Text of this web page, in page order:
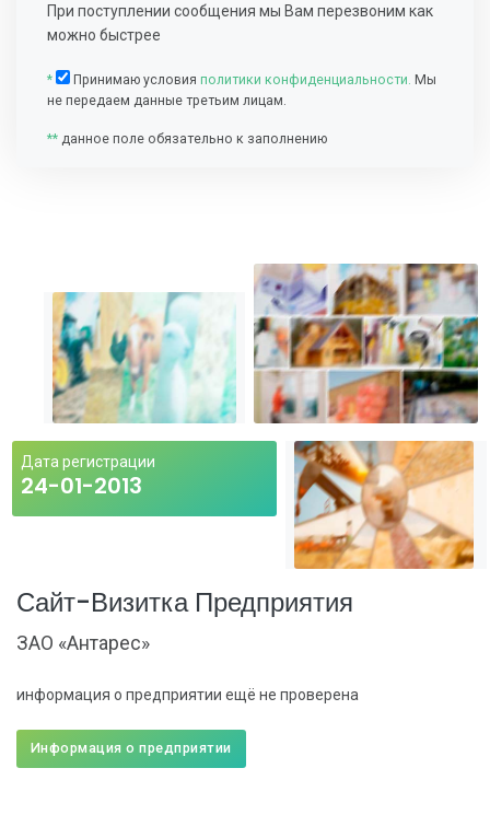
При поступлении сообщения мы Вам перезвоним как
можно быстрее
* Принимаю условия политики конфиденциальности. Мы
не передаем данные третьим лицам.
** данное поле обязательно к заполнению
Дата регистрации
24-01-2013
Сайт-Визитка Предприятия
ЗАО «Антарес»
информация о предприятии ещё не проверена
Информация о предприятии